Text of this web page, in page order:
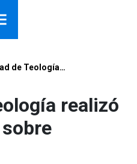
de Teología…
realizó